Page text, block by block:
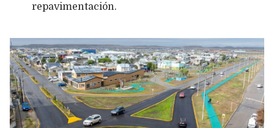
repavimentación.